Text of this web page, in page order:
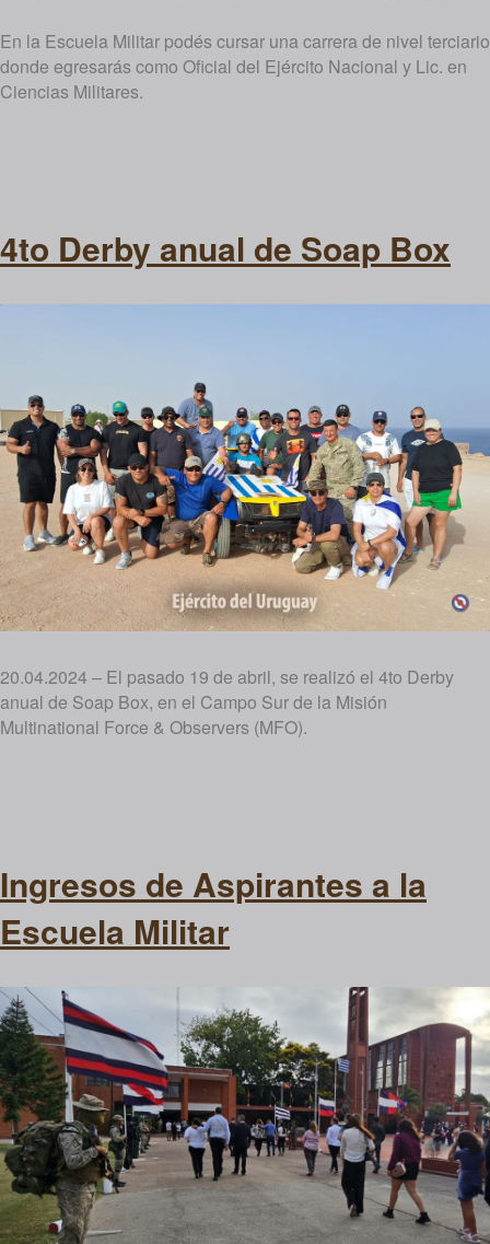
En la Escuela Militar podés cursar una carrera de nivel terciario
donde egresarás como Oficial del Ejército Nacional y Lic. en
Ciencias Militares.
4to Derby anual de Soap Box
20.04.2024 – El pasado 19 de abril, se realizó el 4to Derby
anual de Soap Box, en el Campo Sur de la Misión
Multinational Force & Observers (MFO).
Ingresos de Aspirantes a la
Escuela Militar